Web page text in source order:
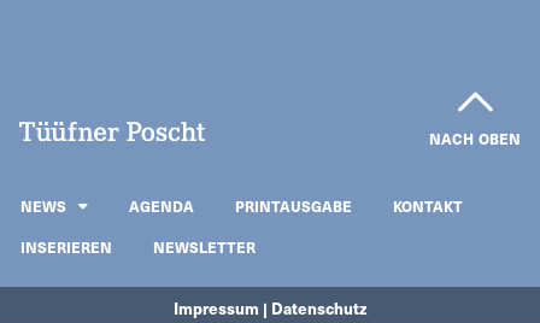
NACH OBEN
NEWS AGENDA PRINTAUSGABE
KONTAKT
INSERIEREN
NEWSLETTER
Impressum | Datenschutz